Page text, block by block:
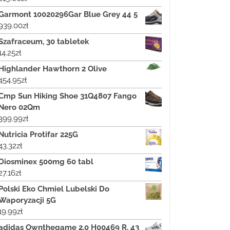
10020296Gar Blue Grey 44 5
zł
30 tabletek
zł
Hawthorn 2 Olive
zł
Sun Hiking Shoe 31Q4807 Fango
02Qm
zł
Protifar 225G
zł
500mg 60 tabl
zł
Eko Chmiel Lubelski Do
5G
zł
Ownthegame 2.0 H00469 R. 43